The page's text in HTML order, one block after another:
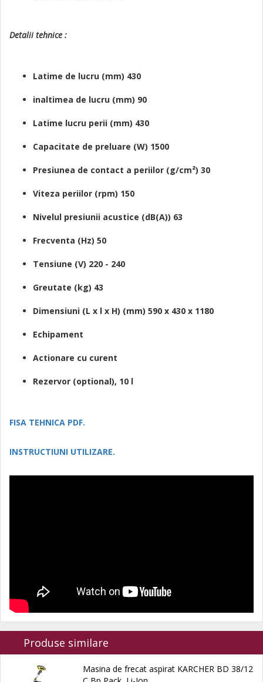
Detalii tehnice :
Latime de lucru (mm) 430
inaltimea de lucru (mm) 90
Latime lucru perii (mm) 430
Capacitate de preluare (W) 1500
Presiunea de contact a periilor (g/cm²) 30
Viteza periilor (rpm) 150
Nivelul presiunii acustice (dB(A)) 63
Frecventa (Hz) 50
Tensiune (V) 220 - 240
Greutate (kg) 43
Dimensiuni (L x l x H) (mm) 590 x 430 x 1180
Echipament
Actionare cu curent
Rezervor (optional), 10 l
FISA TEHNICA PDF.
INSTRUCTIUNI UTILIZARE.
Produse similare
Masina de frecat aspirat KARCHER BD 38/12